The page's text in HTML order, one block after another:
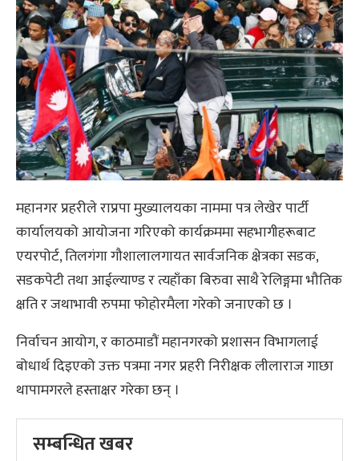
महानगर प्रहरीले राप्रपा मुख्यालयका नाममा पत्र लेखेर पार्टी
कार्यालयको आयोजना गरिएको कार्यक्रममा सहभागीहरूबाट
एयरपोर्ट, तिलगंगा गौशालालगायत सार्वजनिक क्षेत्रका सडक,
सडकपेटी तथा आईल्याण्ड र त्यहाँका बिरुवा साथै रेलिङ्गमा भौतिक
क्षति र जथाभावी रुपमा फोहोरमैला गरेको जनाएको छ ।
निर्वाचन आयोग, र काठमाडौं महानगरको प्रशासन विभागलाई
बोधार्थ दिइएको उक्त पत्रमा नगर प्रहरी निरीक्षक लीलाराज गाछा
थापामगरले हस्ताक्षर गरेका छन् ।
सम्बन्धित खबर